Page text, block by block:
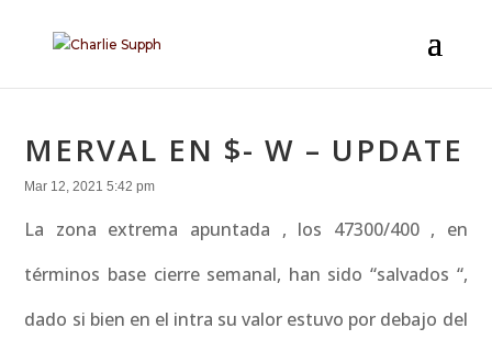
MERVAL EN $- W – UPDATE
Mar 12, 2021 5:42 pm
La zona extrema apuntada , los 47300/400 , en
términos base cierre semanal, han sido “salvados “,
dado si bien en el intra su valor estuvo por debajo del